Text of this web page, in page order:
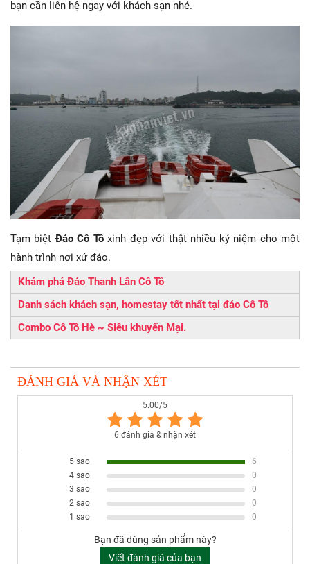
bạn cần liên hệ ngay với khách sạn nhé.
Tạm biệtĐảo Cô Tôxinh đẹp với thật nhiều kỷ niệm cho một
hành trình nơi xứ đảo.
Khám phá Đảo Thanh Lân Cô Tô
Danh sách khách sạn, homestay tốt nhất tại đảo Cô Tô
Combo Cô Tô Hè ~ Siêu khuyến Mại.
ĐÁNH GIÁ VÀ NHẬN XÉT
5.00/5
6 đánh giá & nhận xét
5 sao
6
4 sao
0
3 sao
0
2 sao
0
1 sao
0
Bạn đã dùng sản phẩm này?
Viết đánh giá của bạn